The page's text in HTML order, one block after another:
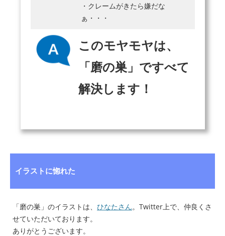
・クレームがきたら嫌だな
ぁ・・・
このモヤモヤは、
「磨の巣」ですべて
解決します！
イラストに惚れた
「磨の巣」のイラストは、 ひなたさん。Twitter上で、仲良くさ
せていただいております。
ありがとうございます。